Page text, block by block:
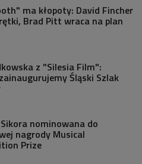
ma kłopoty: David Fincher
Brad Pitt wraca na plan
z "Silesia Film":
Śląski Szlak
nominowana do
nagrody Musical
Prize